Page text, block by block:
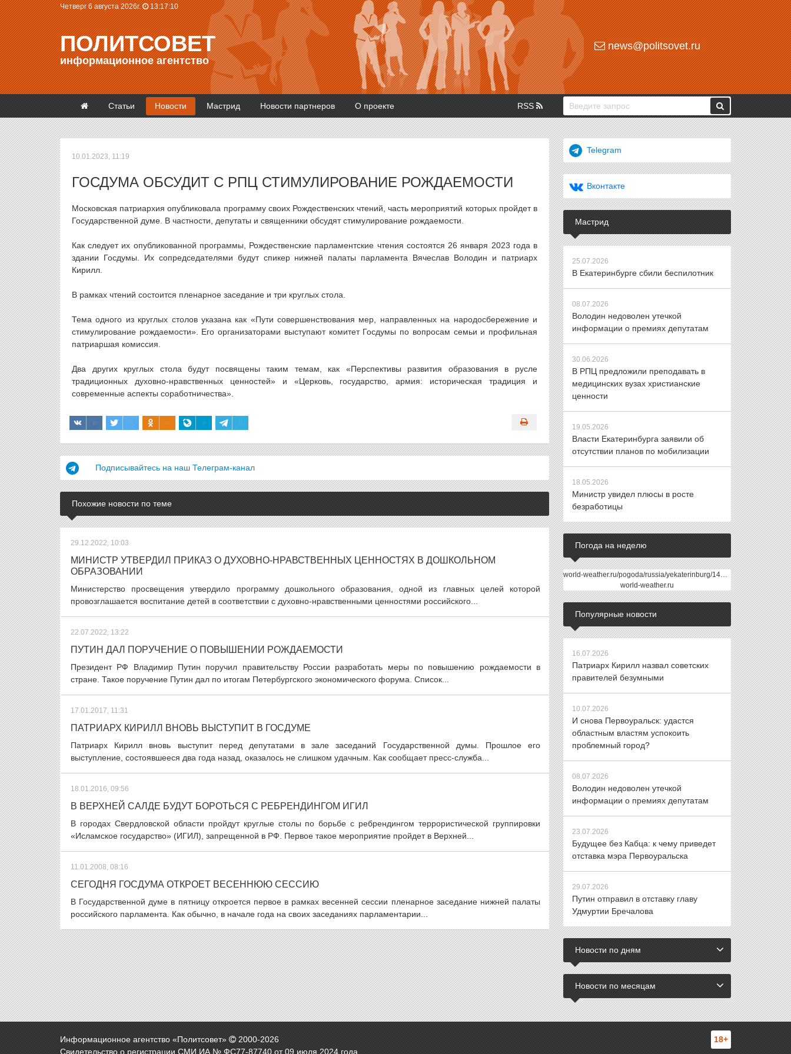
Четверг 6 августа 2026г. 13:17:11
ПОЛИТСОВЕТ
информационное агентство
news@politsovet.ru
Статьи Новости Мастрид Новости партнеров О проекте RSS
10.01.2023, 11:19
ГОСДУМА ОБСУДИТ С РПЦ СТИМУЛИРОВАНИЕ РОЖДАЕМОСТИ
Московская патриархия опубликовала программу своих Рождественских чтений, часть мероприятий которых пройдет в
Государственной думе. В частности, депутаты и священники обсудят стимулирование рождаемости.
Как следует их опубликованной программы, Рождественские парламентские чтения состоятся 26 января 2023 года в
здании Госдумы. Их сопредседателями будут спикер нижней палаты парламента Вячеслав Володин и патриарх
Кирилл.
В рамках чтений состоится пленарное заседание и три круглых стола.
Тема одного из круглых столов указана как «Пути совершенствования мер, направленных на народосбережение и
стимулирование рождаемости». Его организаторами выступают комитет Госдумы по вопросам семьи и профильная
патриаршая комиссия.
Два других круглых стола будут посвящены таким темам, как «Перспективы развития образования в русле
традиционных духовно-нравственных ценностей» и «Церковь, государство, армия: историческая традиция и
современные аспекты соработничества».
Подписывайтесь на наш Телеграм-канал
Похожие новости по теме
29.12.2022, 10:03
МИНИСТР УТВЕРДИЛ ПРИКАЗ О ДУХОВНО-НРАВСТВЕННЫХ ЦЕННОСТЯХ В ДОШКОЛЬНОМ
ОБРАЗОВАНИИ
Министерство просвещения утвердило программу дошкольного образования, одной из главных целей которой
провозглашается воспитание детей в соответствии с духовно-нравственными ценностями российского...
22.07.2022, 13:22
ПУТИН ДАЛ ПОРУЧЕНИЕ О ПОВЫШЕНИИ РОЖДАЕМОСТИ
Президент РФ Владимир Путин поручил правительству России разработать меры по повышению рождаемости в
стране. Такое поручение Путин дал по итогам Петербургского экономического форума. Список...
17.01.2017, 11:31
ПАТРИАРХ КИРИЛЛ ВНОВЬ ВЫСТУПИТ В ГОСДУМЕ
Патриарх Кирилл вновь выступит перед депутатами в зале заседаний Государственной думы. Прошлое его
выступление, состоявшееся два года назад, оказалось не слишком удачным. Как сообщает пресс-служба...
18.01.2016, 09:56
В ВЕРХНЕЙ САЛДЕ БУДУТ БОРОТЬСЯ С РЕБРЕНДИНГОМ ИГИЛ
В городах Свердловской области пройдут круглые столы по борьбе с ребрендингом террористической группировки
«Исламское государство» (ИГИЛ), запрещенной в РФ. Первое такое мероприятие пройдет в Верхней...
11.01.2008, 08:16
СЕГОДНЯ ГОСДУМА ОТКРОЕТ ВЕСЕННЮЮ СЕССИЮ
В Государственной думе в пятницу откроется первое в рамках весенней сессии пленарное заседание нижней палаты
российского парламента. Как обычно, в начале года на своих заседаниях парламентарии...
Telegram
Вконтакте
Мастрид
25.07.2026
В Екатеринбурге сбили беспилотник
08.07.2026
Володин недоволен утечкой
информации о премиях депутатам
30.06.2026
В РПЦ предложили преподавать в
медицинских вузах христианские
ценности
19.05.2026
Власти Екатеринбурга заявили об
отсутствии планов по мобилизации
18.05.2026
Министр увидел плюсы в росте
безработицы
Погода на неделю
world-weather.ru/pogoda/russia/yekaterinburg/14days/
world-weather.ru
Популярные новости
16.07.2026
Патриарх Кирилл назвал советских
правителей безумными
10.07.2026
И снова Первоуральск: удастся
областным властям успокоить
проблемный город?
08.07.2026
Володин недоволен утечкой
информации о премиях депутатам
23.07.2026
Будущее без Кабца: к чему приведет
отставка мэра Первоуральска
29.07.2026
Путин отправил в отставку главу
Удмуртии Бречалова
Новости по дням
Новости по месяцам
Информационное агентство «Политсовет» 2000-2026
Свидетельство о регистрации СМИ ИА № ФС77-87740 от 09 июля 2024 года.
18+